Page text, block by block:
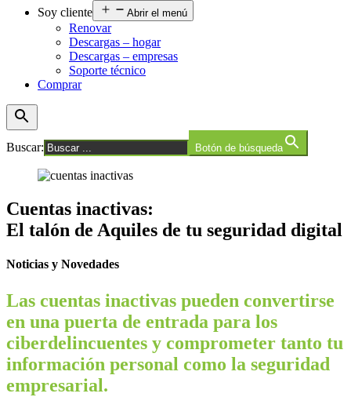
Soy cliente
Abrir el menú
Renovar
Descargas – hogar
Descargas – empresas
Soporte técnico
Comprar
Buscar: Botón de búsqueda
Cuentas inactivas:
El talón de Aquiles de tu seguridad digital
Noticias y Novedades
Las cuentas inactivas pueden convertirse
en una puerta de entrada para los
ciberdelincuentes y comprometer tanto tu
información personal como la seguridad
empresarial.